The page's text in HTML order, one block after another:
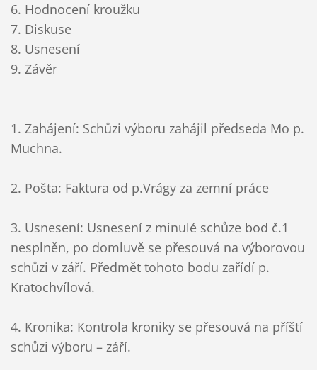
6. Hodnocení kroužku
7. Diskuse
8. Usnesení
9. Závěr
1. Zahájení: Schůzi výboru zahájil předseda Mo p.
Muchna.
2. Pošta: Faktura od p.Vrágy za zemní práce
3. Usnesení: Usnesení z minulé schůze bod č.1
nesplněn, po domluvě se přesouvá na výborovou
schůzi v září. Předmět tohoto bodu zařídí p.
Kratochvílová.
4. Kronika: Kontrola kroniky se přesouvá na příští
schůzi výboru – září.